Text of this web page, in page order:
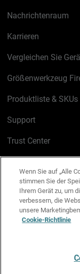
Nachrichtenraum
Karrieren
Vergleichen Sie
Größenwerkzeug
Produktliste & SKUs
Support
Trust Center
Cookie-Richtlinie
Media & Brand Kit
Wenn Sie auf „Alle
stimmen Sie der
Ihrem Gerät zu, um
verbessern, die
unsere
Cookie-Richtlinie